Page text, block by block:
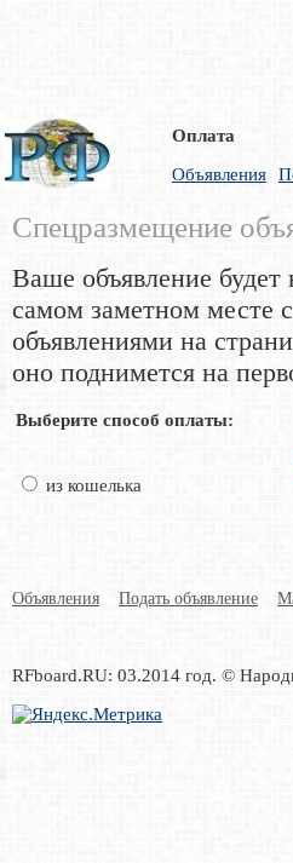
Оплата
Объявления
Спецразмещение
Ваше объявление будет
самом заметном
объявлениями на
оно поднимется на
Выберите способ оплаты:
из кошелька
Объявления Подать объявление
RFboard.RU: 03.2014 год. ©